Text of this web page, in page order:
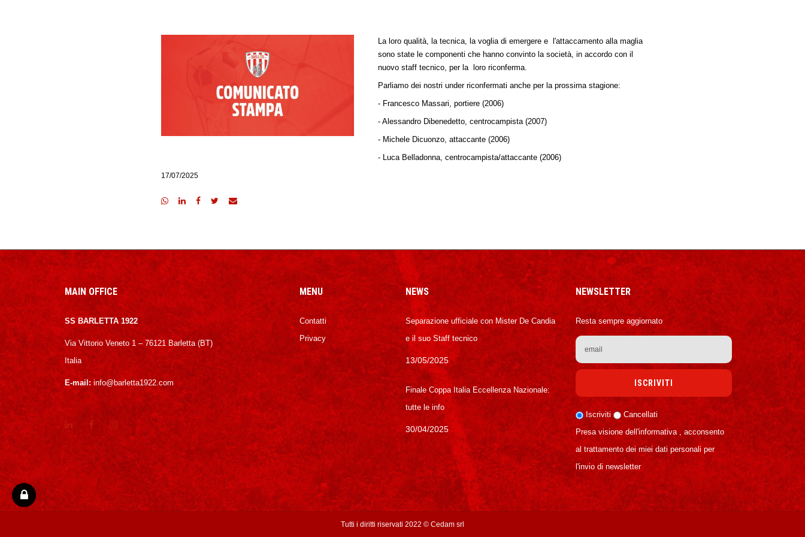
La loro qualità, la tecnica, la voglia di emergere e l'attaccamento alla maglia
sono state le componenti che hanno convinto la società, in accordo con il
nuovo staff tecnico, per la loro riconferma.
Parliamo dei nostri under riconfermati anche per la prossima stagione:
- Francesco Massari, portiere (2006)
- Alessandro Dibenedetto, centrocampista (2007)
- Michele Dicuonzo, attaccante (2006)
- Luca Belladonna, centrocampista/attaccante (2006)
17/07/2025
MAIN OFFICE
SS BARLETTA 1922
Via Vittorio Veneto 1 – 76121 Barletta (BT)
Italia
E-mail: info@barletta1922.com
MENU
Contatti
Privacy
NEWS
Separazione ufficiale con Mister De Candia
e il suo Staff tecnico
13/05/2025
Finale Coppa Italia Eccellenza Nazionale:
tutte le info
30/04/2025
NEWSLETTER
Resta sempre aggiornato
Iscriviti
Cancellati
Presa visione dell'informativa , acconsento
al trattamento dei miei dati personali per
l'invio di newsletter
Tutti i diritti riservati 2022 © Cedam srl